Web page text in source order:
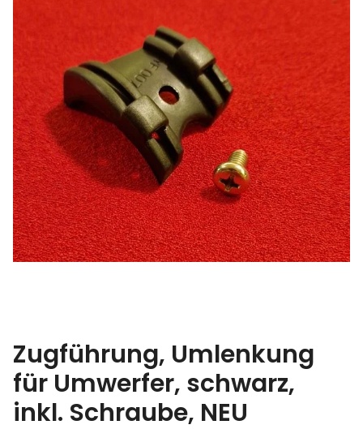
Zugführung, Umlenkung
für Umwerfer, schwarz,
inkl. Schraube, NEU